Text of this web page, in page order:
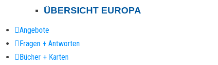
ÜBERSICHT EUROPA
Angebote
Fragen + Antworten
Bücher + Karten